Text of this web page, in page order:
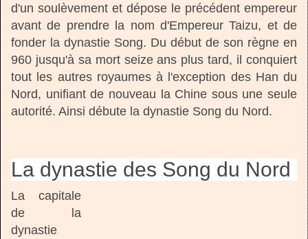
d'un soulèvement et dépose le précédent empereur
avant de prendre la nom d'Empereur Taizu, et de
fonder la dynastie Song. Du début de son règne en
960 jusqu'à sa mort seize ans plus tard, il conquiert
tout les autres royaumes à l'exception des Han du
Nord, unifiant de nouveau la Chine sous une seule
autorité. Ainsi débute la dynastie Song du Nord.
La dynastie des Song du Nord
La capitale
de la
dynastie